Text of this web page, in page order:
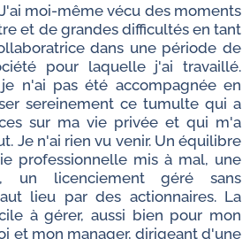
moi-même vécu des moments
et de grandes difficultés en tant
dans une période de
pour laquelle j'ai travaillé.
n'ai pas été accompagnée en
sereinement ce tumulte qui a
sur ma vie privée et qui m'a
Je n'ai rien vu venir. Un équilibre
professionnelle mis à mal, une
un licenciement géré sans
lieu par des actionnaires. La
à gérer, aussi bien pour mon
et mon manager, dirigeant d'une